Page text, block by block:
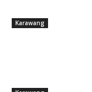
Karawang